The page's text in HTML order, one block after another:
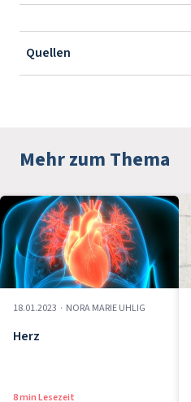
Quellen
Mehr zum Thema
18.01.2023 · NORA MARIE UHLIG
Herz
8 min Lesezeit